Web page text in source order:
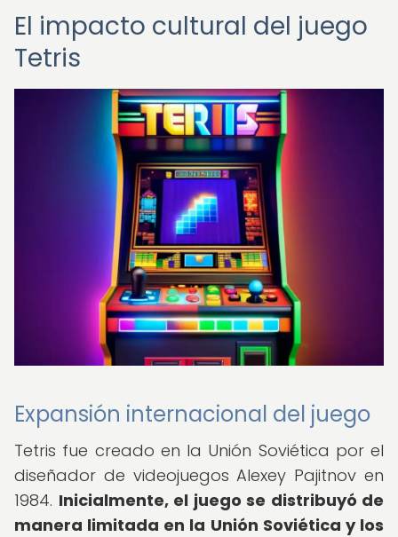
El impacto cultural del juego
Tetris
Expansión internacional del juego
Tetris fue creado en la Unión Soviética por el
diseñador de videojuegos Alexey Pajitnov en
1984. Inicialmente, el juego se distribuyó de
manera limitada en la Unión Soviética y los